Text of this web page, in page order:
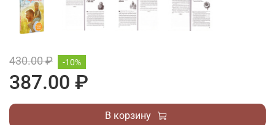
430.00 ₽
387.00 ₽
-10%
В корзину